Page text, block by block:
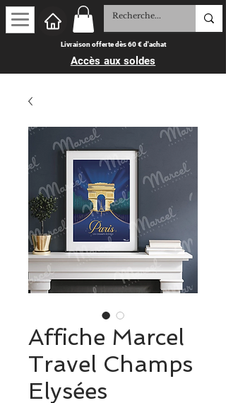
Livraison offerte dès 60 € d'achat
Accès aux soldes
Affiche Marcel
Travel Champs
Elysées